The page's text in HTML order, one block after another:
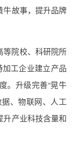
牛故事，提升品牌
等院校、科研院所
加工企业建立产品
。升级完善“晃牛
、物联网、人工
产业科技含量和